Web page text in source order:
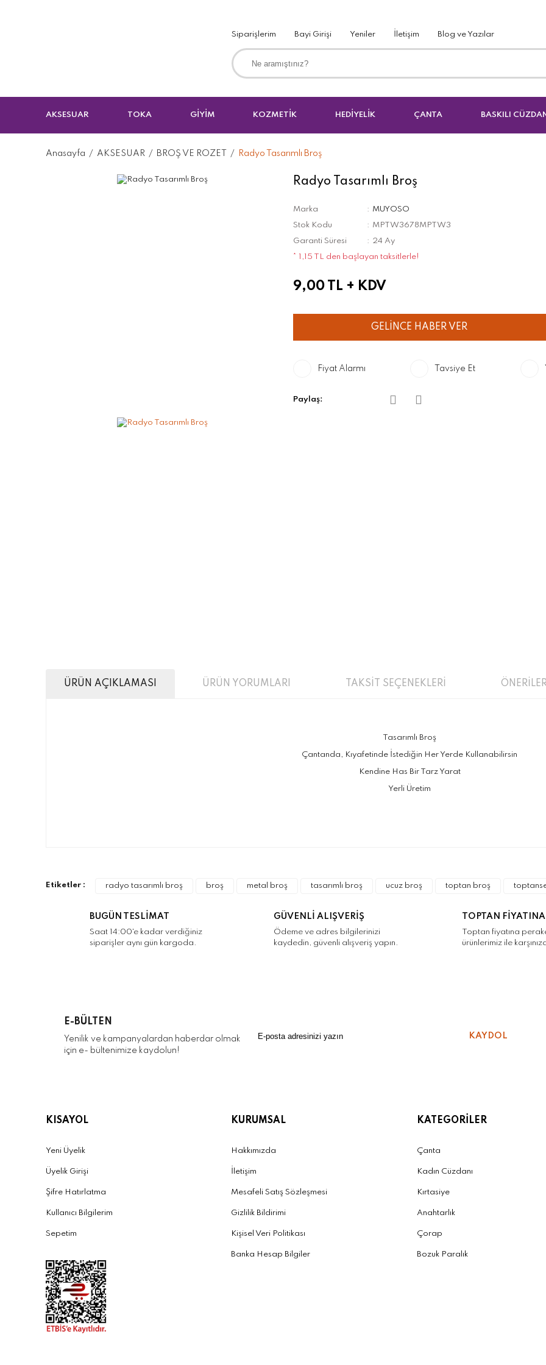
Siparişlerim Bayi Girişi Yeniler İletişim Blog ve Yazılar
AKSESUAR TOKA GİYİM KOZMETİK HEDİYELİK ÇANTA BASKILI
Anasayfa AKSESUAR BROŞ VE ROZET Radyo Tasarımlı Broş
Radyo Tasarımlı Broş
Marka
MUYOSO
Stok Kodu
MPTW3678MPTW3
Garanti Süresi
24 Ay
* 1,15 TL den başlayan taksitlerle!
9,00 TL + KDV
GELİNCE HABER VER
Fiyat Alarmı Tavsiye Et
Paylaş:
ÜRÜN AÇIKLAMASI ÜRÜN YORUMLARI TAKSİT SEÇENEKLERİ
Tasarımlı Broş
Çantanda, Kıyafetinde İstediğin Her Yerde Kullanabilirsin
Kendine Has Bir Tarz Yarat
Yerli Üretim
Yorum Yaz
Ürün bilgilerinde hatalar bulunuyor.
Ürün fiyatı diğer sitelerden daha pahalı.
Bu ürüne benzer farklı alternatifler olmalı.
Etiketler : radyo tasarımlı broş broş metal broş tasarımlı broş ucuz broş toptan broş
BUGÜN TESLİMAT
Saat 14:00'e kadar verdiğiniz
siparişler aynı gün kargoda.
GÜVENLİ ALIŞVERİŞ
Ödeme ve adres bilgilerinizi
kaydedin, güvenli alışveriş yapın.
TOPTAN FİYATINA
Toptan fiyatına
ürünlerimiz ile
E-BÜLTEN
Yenilik ve kampanyalardan haberdar olmak
için e- bültenimize kaydolun!
KAYDOL
KISAYOL
Yeni Üyelik
Üyelik Girişi
Şifre Hatırlatma
Kullanıcı Bilgilerim
Sepetim
KURUMSAL
Hakkımızda
İletişim
Mesafeli Satış Sözleşmesi
Gizlilik Bildirimi
Kişisel Veri Politikası
Banka Hesap Bilgiler
KATEGORİLER
Çanta
Kadın Cüzdanı
Kırtasiye
Anahtarlık
Çorap
Bozuk Paralık